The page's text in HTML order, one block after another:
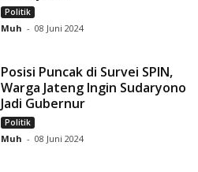
Politik
Muh - 08 Juni 2024
Posisi Puncak di Survei SPIN,
Warga Jateng Ingin Sudaryono
Jadi Gubernur
Politik
Muh - 08 Juni 2024